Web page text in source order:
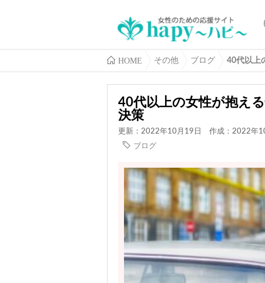
HOME その他 ブログ 40代以上
40代以上の女性が抱え
決策
更新：2022年10月19日
作成：2022年
ブログ